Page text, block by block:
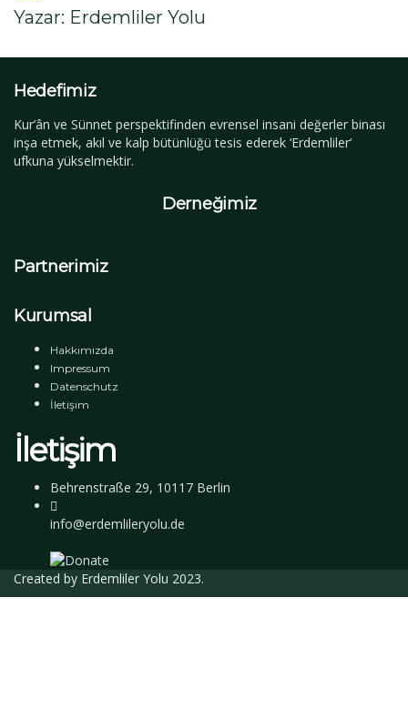
Paylaş
Yazar: Erdemliler Yolu
Hedefimiz
Kur’ân ve Sünnet perspektifinden evrensel insani değerler binası
inşa etmek, akıl ve kalp bütünlüğü tesis ederek ‘Erdemliler’
ufkuna yükselmektir.
Derneğimiz
Partnerimiz
Kurumsal
Hakkımızda
Impressum
Datenschutz
İletişim
İletişim
Behrenstraße 29, 10117 Berlin
info@erdemlileryolu.de
Created by Erdemliler Yolu 2023.